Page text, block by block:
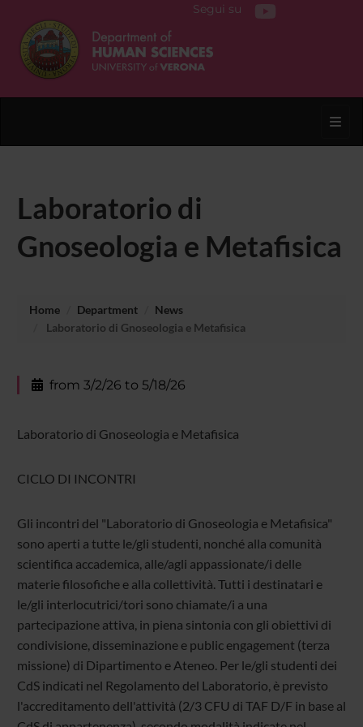
Segui su
Laboratorio di
Gnoseologia e Metafisica
Home Department
News
Laboratorio di Gnoseologia e Metafisica
from 3/2/26 to 5/18/26
Laboratorio di Gnoseologia e Metafisica
CICLO DI INCONTRI
Gli incontri del "Laboratorio di Gnoseologia e Metafisica"
sono aperti a tutte le/gli studenti, nonché alla comunità
scientifica accademica, alle/agli appassionate/i delle
materie filosofiche e alla collettività. Tutti i destinatari e
le/gli interlocutrici/tori sono chiamate/i a una
partecipazione attiva, in piena sintonia con gli obiettivi di
condivisione, disseminazione e public engagement (terza
missione) di Dipartimento e Ateneo. Per le/gli studenti dei
CdS indicati nel Regolamento del Laboratorio, è previsto
l'accreditamento dell'attività (2/3 CFU di TAF D/F in base al